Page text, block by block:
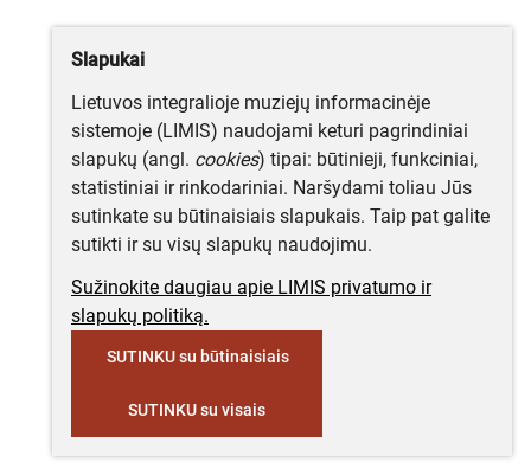
Slapukai
Lietuvos integralioje muziejų informacinėje
sistemoje (LIMIS) naudojami keturi pagrindiniai
slapukų (angl. cookies) tipai: būtinieji, funkciniai,
statistiniai ir rinkodariniai. Naršydami toliau Jūs
sutinkate su būtinaisiais slapukais. Taip pat galite
sutikti ir su visų slapukų naudojimu.
Sužinokite daugiau apie LIMIS privatumo ir
slapukų politiką.
SUTINKU su būtinaisiais
SUTINKU su visais